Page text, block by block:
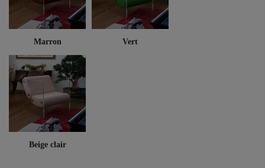
Marron Vert
Beige clair